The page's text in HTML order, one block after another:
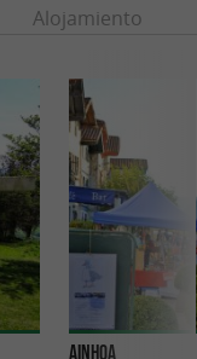
Alojamiento
Ainhoa